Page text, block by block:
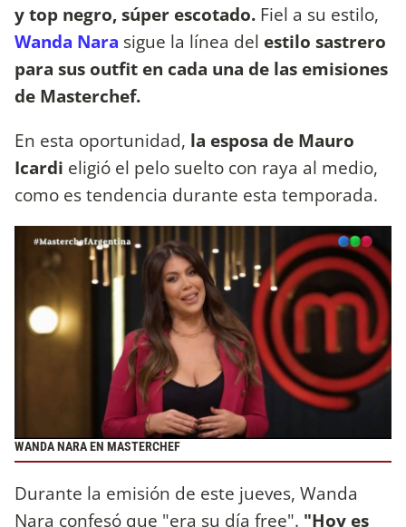
y top negro, súper escotado. Fiel a su estilo,
Wanda Nara sigue la línea del estilo sastrero
para sus outfit en cada una de las emisiones
de Masterchef.
En esta oportunidad, la esposa de Mauro
Icardi eligió el pelo suelto con raya al medio,
como es tendencia durante esta temporada.
WANDA NARA EN MASTERCHEF
Durante la emisión de este jueves, Wanda
Nara confesó que "era su día free". "Hoy es